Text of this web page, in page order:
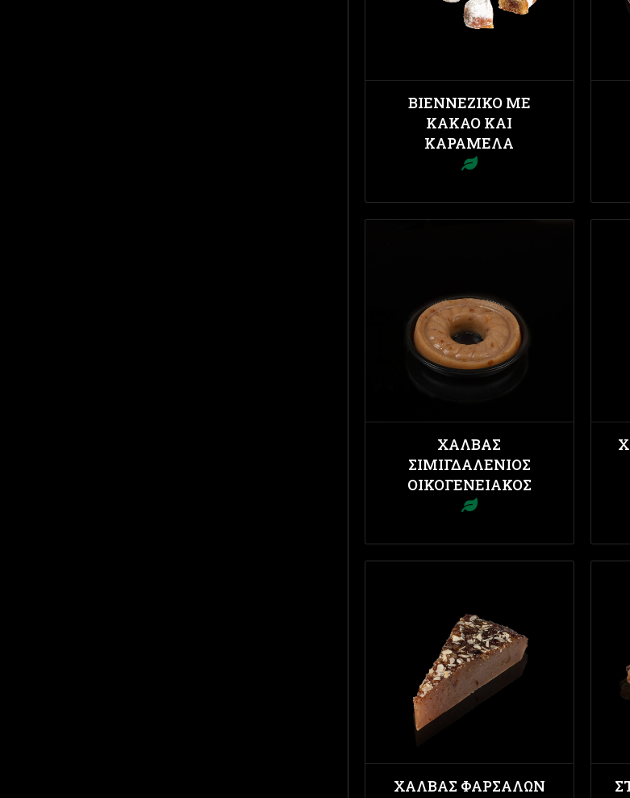
ΒΙΕΝΝΈΖΙΚΟ ΜΕ
ΚΑΚΆΟ ΚΑΙ
ΚΑΡΑΜΈΛΑ
ΧΑΛΒΆΣ
ΣΙΜΙΓΔΑΛΈΝΙΟΣ
ΟΙΚΟΓΕΝΕΙΑΚΌΣ
ΧΑΛΒΆΣ ΦΑΡΣΆΛΩΝ